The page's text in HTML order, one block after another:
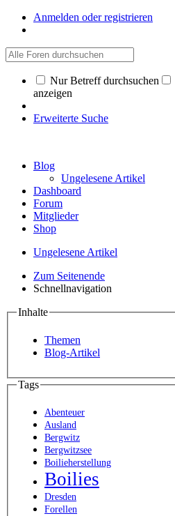
Anmelden oder registrieren
Nur Betreff durchsuchen
anzeigen
Erweiterte Suche
Blog
Ungelesene Artikel
Dashboard
Forum
Mitglieder
Shop
Ungelesene Artikel
Zum Seitenende
Schnellnavigation
Inhalte
Themen
Blog-Artikel
Tags
Abenteuer
Ausland
Bergwitz
Bergwitzsee
Boilieherstellung
Boilies
Dresden
Forellen